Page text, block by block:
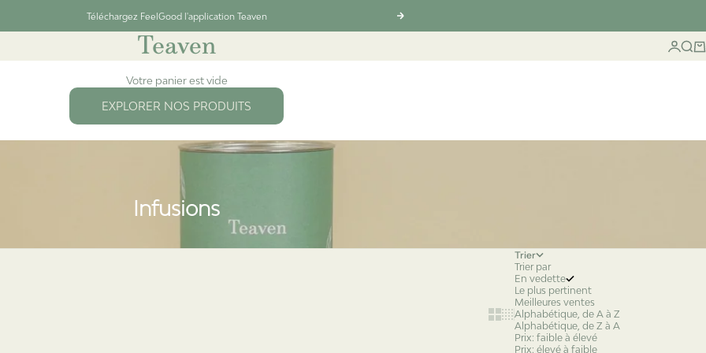
Téléchargez FeelGood l'application Teaven
Suivant
Teaven
Votre panier est vide
EXPLORER NOS PRODUITS
Infusions
Show cards bigger
Show cards smaller
Trier
Trier par
En vedette
Le plus pertinent
Meilleures ventes
Alphabétique, de A à Z
Alphabétique, de Z à A
Prix: faible à élevé
Prix: élevé à faible